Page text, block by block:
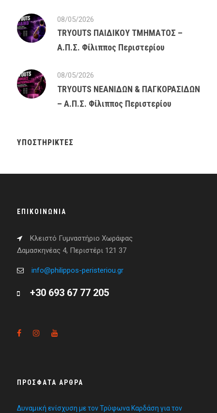
08/05/2026
TRYOUTS ΠΑΙΔΙΚΟΥ ΤΜΗΜΑΤΟΣ –
Α.Π.Σ. Φίλιππος Περιστερίου
08/05/2026
TRYOUTS ΝΕΑΝΙΔΩΝ & ΠΑΓΚΟΡΑΣΙΔΩΝ
– Α.Π.Σ. Φίλιππος Περιστερίου
ΥΠΟΣΤΗΡΙΚΤΈΣ
ΕΠΙΚΟΙΝΩΝΊΑ
Κλειστό Γυμναστήριο Χωράφας
Δαμασκηνέας 4, Περιστέρι 121 37
info@philippos-peristeriou.gr
+30 693 67 77 205
ΠΡΌΣΦΑΤΑ ΆΡΘΡΑ
Δυναμική ενίσχυση με τον Τρύφωνα Καρδάση για τον